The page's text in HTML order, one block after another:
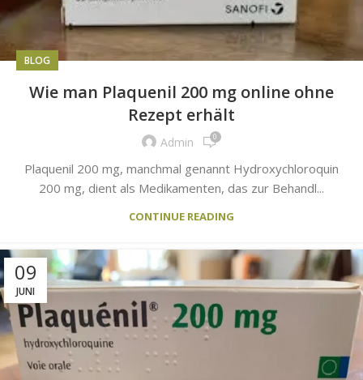
BLOG
Wie man Plaquenil 200 mg online ohne
Rezept erhält
Admin 0
Plaquenil 200 mg, manchmal genannt Hydroxychloroquin
200 mg, dient als Medikamenten, das zur Behandl...
CONTINUE READING
09
JUNI